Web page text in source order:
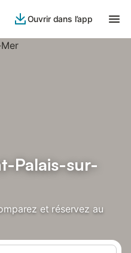
Ouvrir dans l’app
Palais-sur-
et réservez au